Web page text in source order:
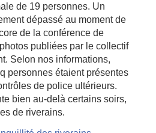
de 19 personnes. Un
dépassé au moment de
de la conférence de
publiées par le collectif
Selon nos informations,
personnes étaient présentes
de police ultérieurs.
bien au-delà certains soirs,
de riverains.